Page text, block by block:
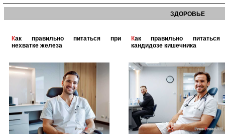
ЗДОРОВЬЕ
Как правильно питаться при
нехватке железа
Как правильно питаться при
кандидозе кишечника